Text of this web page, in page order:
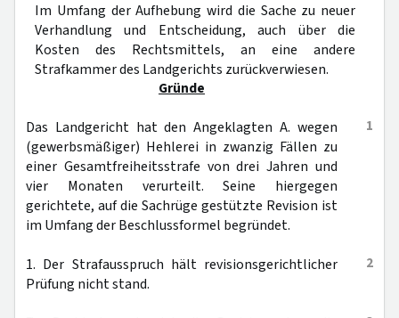
Im Umfang der Aufhebung wird die Sache zu neuer
Verhandlung und Entscheidung, auch über die
Kosten des Rechtsmittels, an eine andere
Strafkammer des Landgerichts zurückverwiesen.
Gründe
1
Das Landgericht hat den Angeklagten A. wegen
(gewerbsmäßiger) Hehlerei in zwanzig Fällen zu
einer Gesamtfreiheitsstrafe von drei Jahren und
vier Monaten verurteilt. Seine hiergegen
gerichtete, auf die Sachrüge gestützte Revision ist
im Umfang der Beschlussformel begründet.
2
1. Der Strafausspruch hält revisionsgerichtlicher
Prüfung nicht stand.